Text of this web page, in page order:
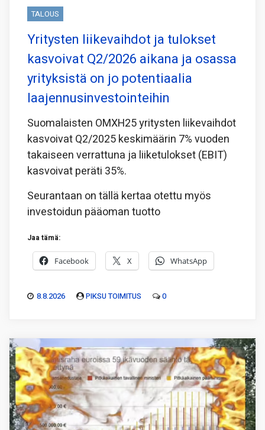
TALOUS
Yritysten liikevaihdot ja tulokset
kasvoivat Q2/2026 aikana ja osassa
yrityksistä on jo potentiaalia
laajennusinvestointeihin
Suomalaisten OMXH25 yritysten liikevaihdot
kasvoivat Q2/2025 keskimäärin 7% vuoden
takaiseen verrattuna ja liiketulokset (EBIT)
kasvoivat peräti 35%.
Seurantaan on tällä kertaa otettu myös
investoidun pääoman tuotto
Jaa tämä:
Facebook X WhatsApp
8.8.2026 PIKSU TOIMITUS 0